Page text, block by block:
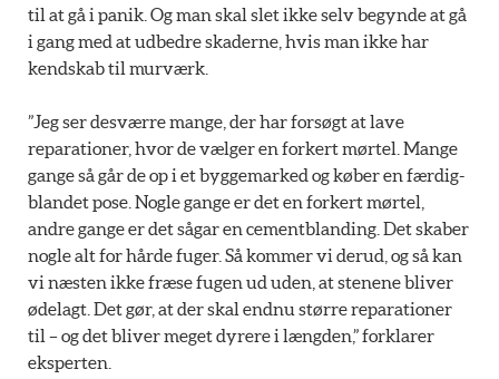
til at gå i panik. Og man skal slet ikke selv begynde at gå
i gang med at udbedre skaderne, hvis man ikke har
kendskab til murværk.
”Jeg ser desværre mange, der har forsøgt at lave
reparationer, hvor de vælger en forkert mørtel. Mange
gange så går de op i et byggemarked og køber en færdig-
blandet pose. Nogle gange er det en forkert mørtel,
andre gange er det sågar en cementblanding. Det skaber
nogle alt for hårde fuger. Så kommer vi derud, og så kan
vi næsten ikke fræse fugen ud uden, at stenene bliver
ødelagt. Det gør, at der skal endnu større reparationer
til – og det bliver meget dyrere i længden,” forklarer
eksperten.